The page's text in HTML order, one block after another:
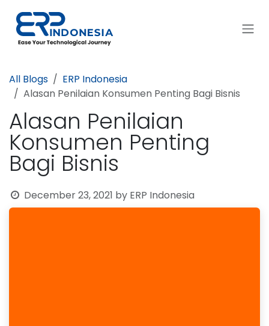
All Blogs
ERP Indonesia
Alasan Penilaian Konsumen Penting Bagi Bisnis
Alasan Penilaian
Konsumen Penting
Bagi Bisnis
December 23, 2021 by ERP Indonesia